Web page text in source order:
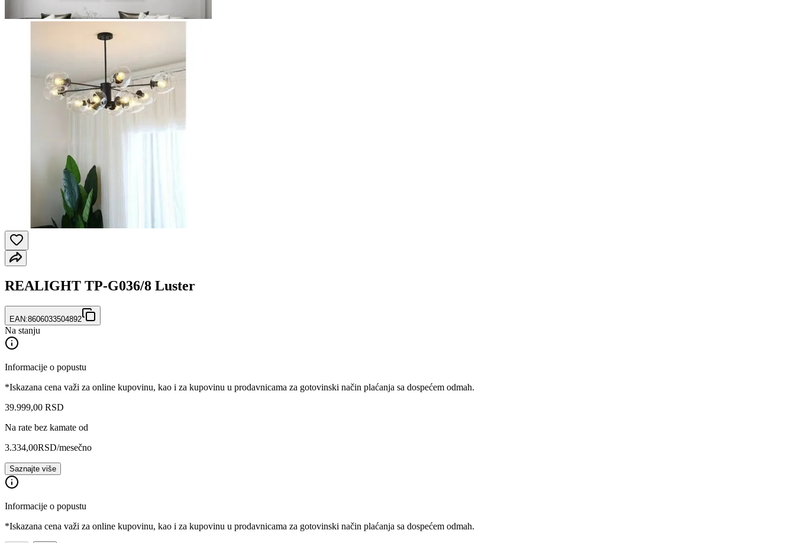
REALIGHT TP-G036/8 Luster
EAN:8606033504892
Na stanju
Informacije o popustu
*Iskazana cena važi za online kupovinu, kao i za kupovinu u prodavnicama za gotovinski način plaćanja sa dospećem odmah.
39.999,00 RSD
Na rate bez kamate od
3.334,00RSD/mesečno
Saznajte više
Informacije o popustu
*Iskazana cena važi za online kupovinu, kao i za kupovinu u prodavnicama za gotovinski način plaćanja sa dospećem odmah.